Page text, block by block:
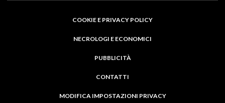
COOKIE E PRIVACY POLICY
NECROLOGI E ECONOMICI
PUBBLICITÀ
CONTATTI
MODIFICA IMPOSTAZIONI PRIVACY